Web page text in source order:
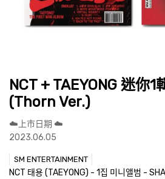
NCT + TAEYONG 迷你
(Thorn Ver.)
☁️上市日期 ☁️
2023.06.05
SM ENTERTAINMENT
NCT 태용 (TAEYONG) - 1집 미니앨범 -